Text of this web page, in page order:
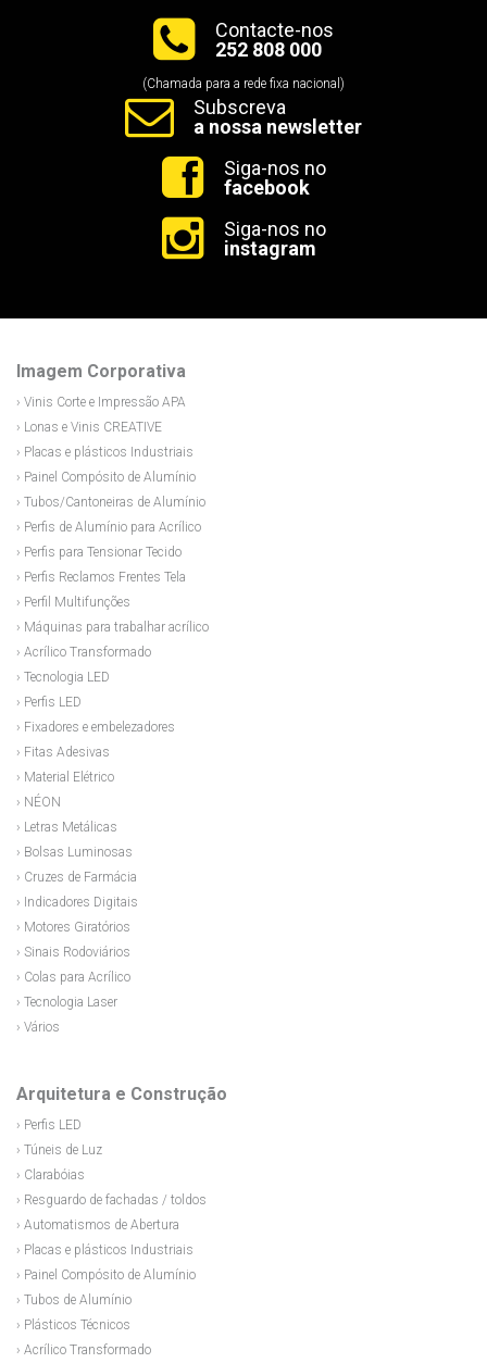
Contacte-nos
252 808 000
(Chamada para a rede fixa nacional)
Subscreva
a nossa newsletter
Siga-nos no
facebook
Siga-nos no
instagram
Imagem Corporativa
› Vinis Corte e Impressão APA
› Lonas e Vinis CREATIVE
› Placas e plásticos Industriais
› Painel Compósito de Alumínio
› Tubos/Cantoneiras de Alumínio
› Perfis de Alumínio para Acrílico
› Perfis para Tensionar Tecido
› Perfis Reclamos Frentes Tela
› Perfil Multifunções
› Máquinas para trabalhar acrílico
› Acrílico Transformado
› Tecnologia LED
› Perfis LED
› Fixadores e embelezadores
› Fitas Adesivas
› Material Elétrico
› NÉON
› Letras Metálicas
› Bolsas Luminosas
› Cruzes de Farmácia
› Indicadores Digitais
› Motores Giratórios
› Sinais Rodoviários
› Colas para Acrílico
› Tecnologia Laser
› Vários
Arquitetura e Construção
› Perfis LED
› Túneis de Luz
› Clarabóias
› Resguardo de fachadas / toldos
› Automatismos de Abertura
› Placas e plásticos Industriais
› Painel Compósito de Alumínio
› Tubos de Alumínio
› Plásticos Técnicos
› Acrílico Transformado